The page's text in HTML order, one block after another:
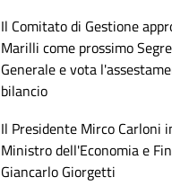
Il Comitato di Gestione
Marilli come prossimo
Generale e vota
bilancio
Il Presidente Mirco Carloni
Ministro dell'Economia e
Giancarlo Giorgetti